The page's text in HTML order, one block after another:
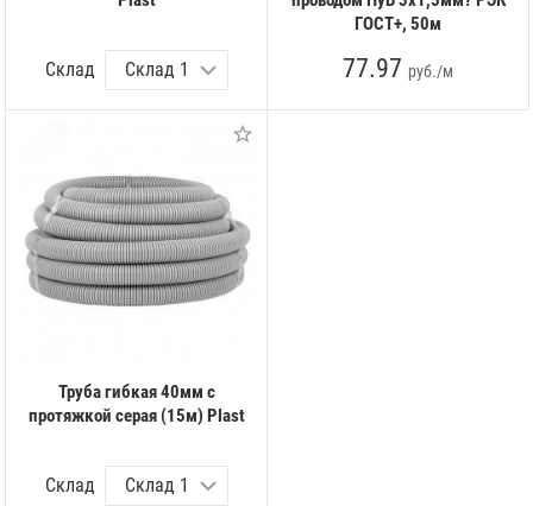
Склад
ГОСТ+, 50м
77.97 руб./м
Труба гибкая 40мм с
протяжкой серая (15м) Plast
Склад